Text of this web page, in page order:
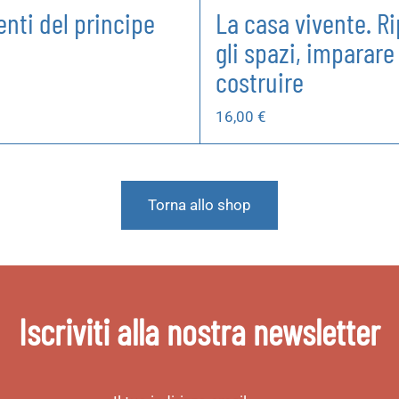
del principe
La casa vivente.
gli spazi, imparare
costruire
16,00 €
Torna allo shop
Iscriviti alla nostra newsletter